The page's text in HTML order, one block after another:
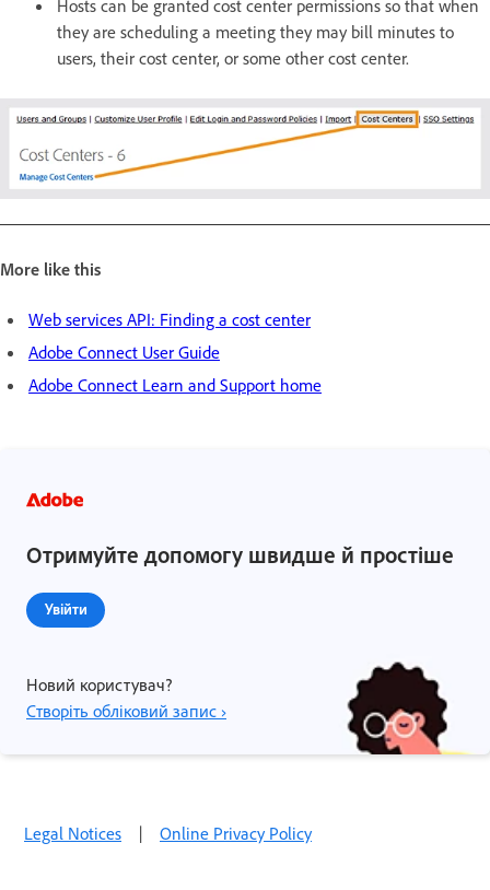
Hosts can be granted cost center permissions so that when
they are scheduling a meeting they may bill minutes to
users, their cost center, or some other cost center.
More like this
Web services API: Finding a cost center
Adobe Connect User Guide
Adobe Connect Learn and Support home
Отримуйте допомогу швидше й простіше
Увійти
Новий користувач?
Створіть обліковий запис ›
Legal Notices | Online Privacy Policy